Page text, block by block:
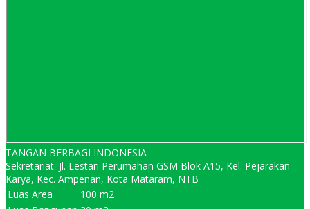
TANGAN BERBAGI INDONESIA
Sekretariat: Jl. Lestari Perumahan GSM Blok A15, Kel. Pejarakan
Karya, Kec. Ampenan, Kota Mataram, NTB
Luas Area
100 m2